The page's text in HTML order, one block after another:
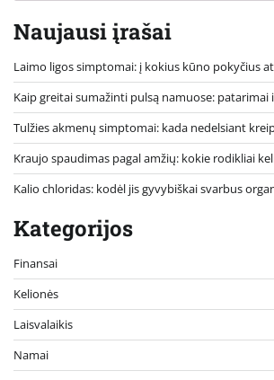
Naujausi įrašai
Laimo ligos simptomai: į kokius kūno pokyčius
Kaip greitai sumažinti pulsą namuose: patarimai
Tulžies akmenų simptomai: kada nedelsiant
Kraujo spaudimas pagal amžių: kokie rodikliai
Kalio chloridas: kodėl jis gyvybiškai svarbus
Kategorijos
Finansai
Kelionės
Laisvalaikis
Namai